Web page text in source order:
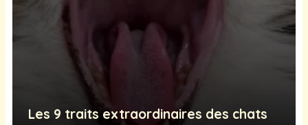
Les 9 traits extraordinaires des chats